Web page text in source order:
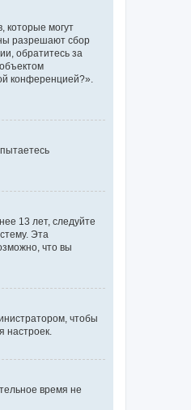
которые могут
разрешают сбор
обратитесь за
конференцией?».
13 лет, следуйте
Эта
что вы
чтобы
настроек.
время не